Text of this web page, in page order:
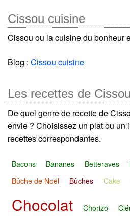
Cissou cuisine
Cissou ou la cuisine du bonheur
Blog : Cissou cuisine
Les recettes de
De quel genre de recette de
envie ? Choisissez un plat ou un
recettes correspondantes.
Bacons Bananes Betteraves
Bûche de Noël
Bûches Cake
Chocolat Chorizo